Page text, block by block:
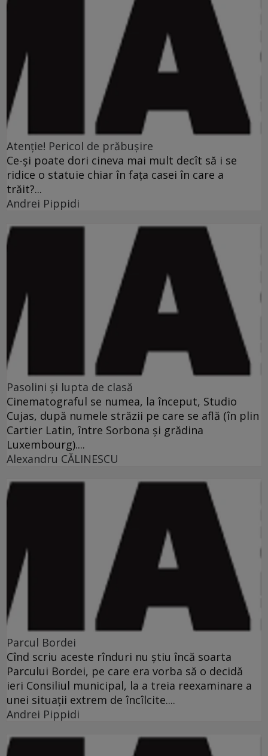
Atenţie! Pericol de prăbuşire
Ce-şi poate dori cineva mai mult decît să i se
ridice o statuie chiar în faţa casei în care a
trăit?...
Andrei Pippidi
Pasolini şi lupta de clasă
Cinematograful se numea, la început, Studio
Cujas, după numele străzii pe care se află (în plin
Cartier Latin, între Sorbona şi grădina
Luxembourg)....
Alexandru CĂLINESCU
Parcul Bordei
Cînd scriu aceste rînduri nu ştiu încă soarta
Parcului Bordei, pe care era vorba să o decidă
ieri Consiliul municipal, la a treia reexaminare a
unei situaţii extrem de încîlcite....
Andrei Pippidi